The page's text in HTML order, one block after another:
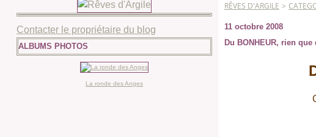
Contacter le propriétaire du blog
ALBUMS PHOTOS
La ronde des Anges
RÊVES D'ARGILE >
11 octobre 2008
Du BONHEUR, rien que